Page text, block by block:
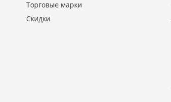
Торговые марки
Скидки